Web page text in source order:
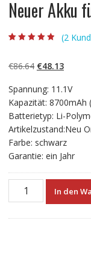
Neuer Akku
basierend auf
Kundenbewert
(2
€86.64 Ursprünglicher
war:
€86.64
€48.13Aktueller
ist:
€48.13.
Spannung: 11.1V
Kapazität: 8700mAh
Batterietyp: Li-
Artikelzustand:Neu
Farbe: schwarz
Garantie: ein Jahr
Neuer
In den